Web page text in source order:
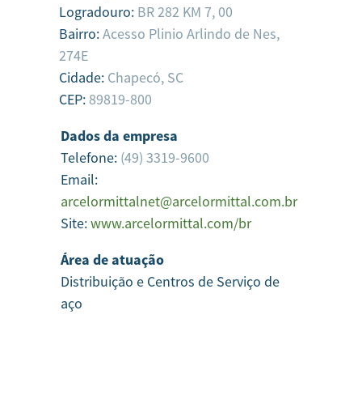
Logradouro: BR 282 KM 7, 00
Bairro:Acesso Plinio Arlindo de Nes,
274E
Cidade: Chapecó, SC
CEP:89819-800
Dados da empresa
Telefone: (49) 3319-9600
Email:
arcelormittalnet@arcelormittal.com.br
Site:www.arcelormittal.com/br
Área de atuação
Distribuição e Centros de Serviço de
aço